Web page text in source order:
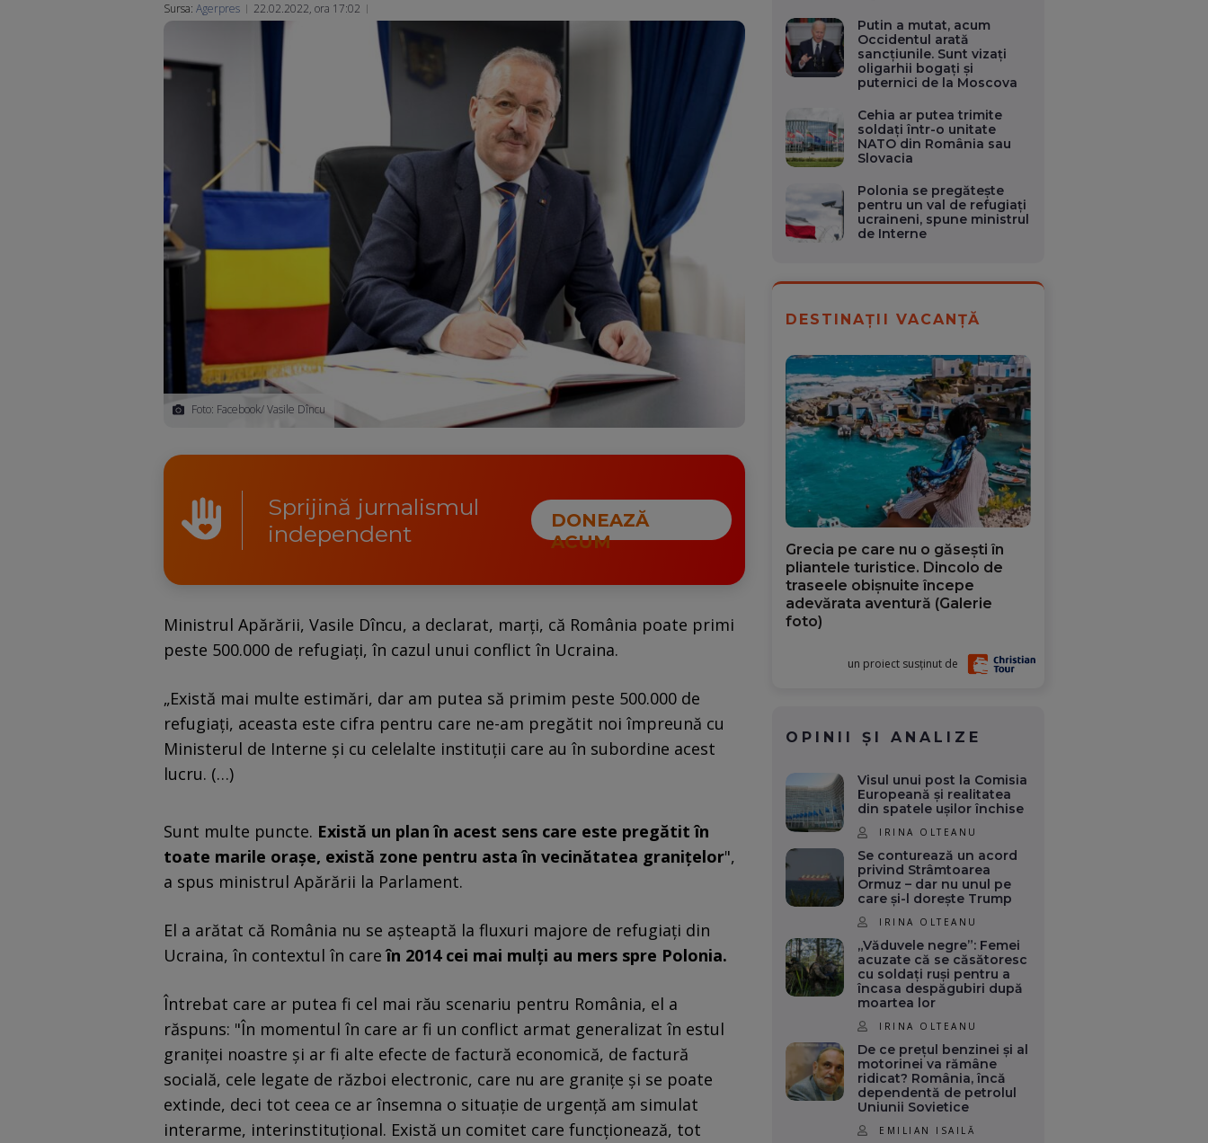
Sursa: Agerpres 22.02.2022, ora 17:02
Foto: Facebook/ Vasile Dîncu
Sprijină jurnalismul
independent
DONEAZĂ
ACUM
Ministrul Apărării, Vasile Dîncu, a declarat, marţi, că România poate primi
peste 500.000 de refugiaţi, în cazul unui conflict în Ucraina.
„Există mai multe estimări, dar am putea să primim peste 500.000 de
refugiaţi, aceasta este cifra pentru care ne-am pregătit noi împreună cu
Ministerul de Interne şi cu celelalte instituţii care au în subordine acest
lucru. (…)
Sunt multe puncte. Există un plan în acest sens care este pregătit în
toate marile oraşe, există zone pentru asta în vecinătatea graniţelor",
a spus ministrul Apărării la Parlament.
El a arătat că România nu se aşteaptă la fluxuri majore de refugiaţi din
Ucraina, în contextul în careîn 2014 cei mai mulţi au mers spre Polonia.
Întrebat care ar putea fi cel mai rău scenariu pentru România, el a
răspuns: "În momentul în care ar fi un conflict armat generalizat în estul
graniţei noastre şi ar fi alte efecte de factură economică, de factură
socială, cele legate de război electronic, care nu are graniţe şi se poate
extinde, deci tot ceea ce ar însemna o situaţie de urgenţă am simulat
interarme, interinstituţional. Există un comitet care funcţionează, tot
Putin a mutat, acum
Occidentul arată
sancțiunile. Sunt vizați
oligarhii bogați și
puternici de la Moscova
Cehia ar putea trimite
soldaţi într-o unitate
NATO din România sau
Slovacia
Polonia se pregătește
pentru un val de refugiați
ucraineni, spune ministrul
de Interne
DESTINAȚII VACANȚĂ
Grecia pe care nu o găsești în
pliantele turistice. Dincolo de
traseele obișnuite începe
adevărata aventură (Galerie
foto)
un proiect susținut de
OPINII ȘI ANALIZE
Visul unui post la Comisia
Europeană și realitatea
din spatele ușilor închise
IRINA OLTEANU
Se conturează un acord
privind Strâmtoarea
Ormuz – dar nu unul pe
care și-l dorește Trump
IRINA OLTEANU
„Văduvele negre”: Femei
acuzate că se căsătoresc
cu soldați ruși pentru a
încasa despăgubiri după
moartea lor
IRINA OLTEANU
De ce prețul benzinei și al
motorinei va rămâne
ridicat? România, încă
dependentă de petrolul
Uniunii Sovietice
EMILIAN ISAILĂ